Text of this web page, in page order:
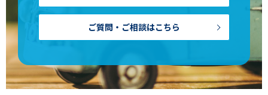
ご質問・ご相談はこちら